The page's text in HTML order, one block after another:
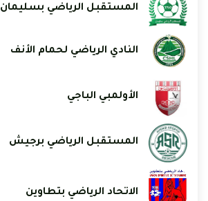
المستقبل الرياضي بسليمان
النادي الرياضي لحمام الأنف
الأولمبي الباجي
المستقبل الرياضي برجيش
الاتحاد الرياضي بتطاوين